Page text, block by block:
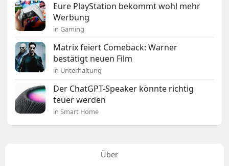
Eure PlayStation bekommt wohl mehr
Werbung
in Gaming
Matrix feiert Comeback: Warner
bestätigt neuen Film
in Unterhaltung
Der ChatGPT-Speaker könnte richtig
teuer werden
in Smart Home
Über